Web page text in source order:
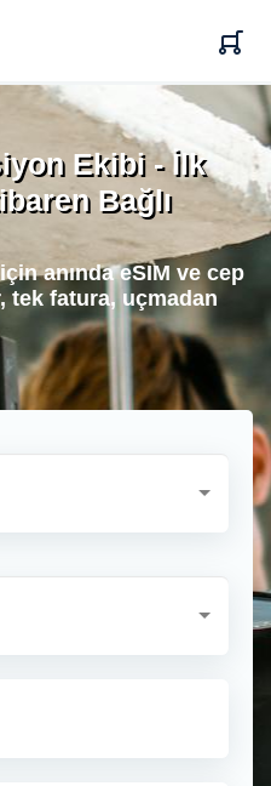
Ekibi - İlk
Bağlı
anında eSIM ve cep
tek fatura, uçmadan